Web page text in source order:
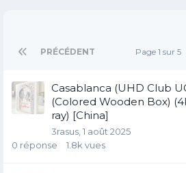
PRÉCÉDENT Page 1 sur 5
Casablanca (UHD Club
(Colored Wooden Box)
ray) [China]
3rasus 1 août 2025
0 réponse 1.8k vues